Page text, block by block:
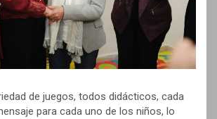
de juegos, todos didácticos, cada
para cada uno de los niños, lo